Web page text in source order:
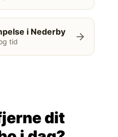
i Nederby
tid arrow_forward
dit